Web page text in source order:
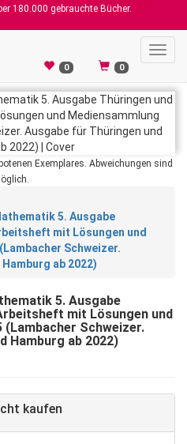
180.000 gebrauchte Bücher.
0 0
Exemplares. Abweichungen sind
5. Ausgabe
mit Lösungen und
Schweizer.
ab 2022)
5. Ausgabe
mit Lösungen und
(Lambacher Schweizer.
Hamburg ab 2022)
kaufen